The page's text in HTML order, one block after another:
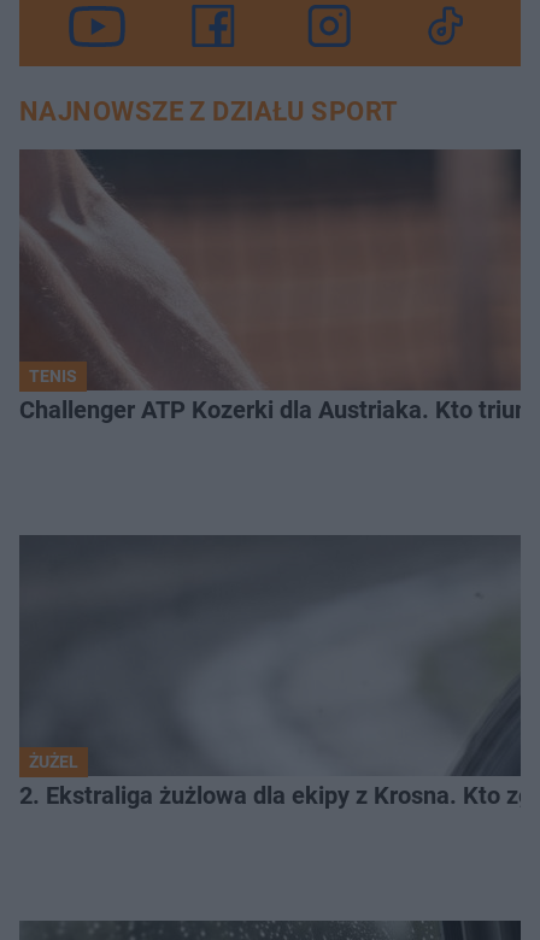
NAJNOWSZE Z DZIAŁU SPORT
TENIS
Challenger ATP Kozerki dla Austriaka. Kto
ŻUŻEL
2. Ekstraliga żużlowa dla ekipy z Krosna. Kto